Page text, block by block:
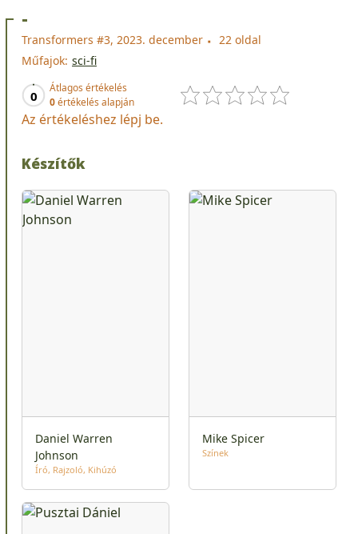
-
Transformers #3, 2023. december
22 oldal
Műfajok: sci-fi
0
Átlagos értékelés
0értékelés alapján
Az értékeléshez lépj be.
Készítők
Daniel Warren
Johnson
Író Rajzoló Kihúzó
Mike Spicer
Színek